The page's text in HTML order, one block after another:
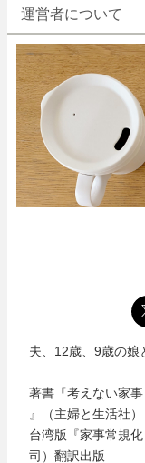
運営者について
夫、12歳、9歳の娘
著書『考えない家
』（主婦と生活社）
台湾版『家事常規
司）翻訳出版